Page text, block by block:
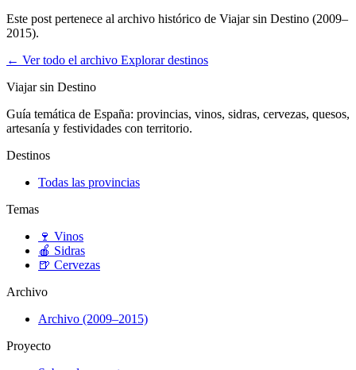
Este post pertenece al archivo histórico de Viajar sin Destino (2009–
2015).
← Ver todo el archivo Explorar destinos
Viajar sin Destino
Guía temática de España: provincias, vinos, sidras, cervezas, quesos,
artesanía y festividades con territorio.
Destinos
Todas las provincias
Temas
🍷 Vinos
🍎 Sidras
🍺 Cervezas
Archivo
Archivo (2009–2015)
Proyecto